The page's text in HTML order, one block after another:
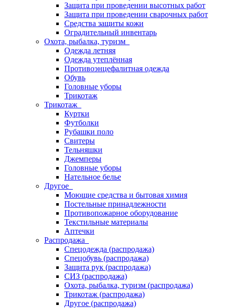
Защита при проведении высотных работ
Защита при проведении сварочных работ
Средства защиты кожи
Оградительный инвентарь
Охота, рыбалка, туризм
Одежда летняя
Одежда утеплённая
Противоэнцефалитная одежда
Обувь
Головные уборы
Трикотаж
Трикотаж
Куртки
Футболки
Рубашки поло
Свитеры
Тельняшки
Джемперы
Головные уборы
Нательное белье
Другое
Моющие средства и бытовая химия
Постельные принадлежности
Противопожарное оборудование
Текстильные материалы
Аптечки
Распродажа
Спецодежда (распродажа)
Спецобувь (распродажа)
Защита рук (распродажа)
СИЗ (распродажа)
Охота, рыбалка, туризм (распродажа)
Трикотаж (распродажа)
Другое (распродажа)